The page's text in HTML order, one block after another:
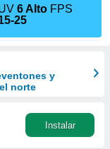
6 Alto FPS
25
y
norte
Instalar